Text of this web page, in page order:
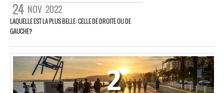
24 NOV 2022
LAQUELLE EST LA PLUS BELLE: CELLE DE DROITE OU DE
GAUCHE?